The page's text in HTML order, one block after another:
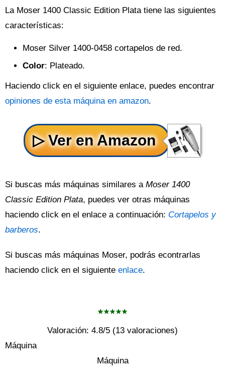
La Moser 1400 Classic Edition Plata tiene las siguientes
características:
Moser Silver 1400-0458 cortapelos de red.
Color: Plateado.
Haciendo click en el siguiente enlace, puedes encontrar
opiniones de esta máquina en amazon.
Si buscas más máquinas similares a Moser 1400
Classic Edition Plata, puedes ver otras máquinas
haciendo click en el enlace a continuación: Cortapelos y
barberos.
Si buscas más máquinas Moser, podrás econtrarlas
haciendo click en el siguiente enlace.
Valoración: 4.8/5 (13 valoraciones)
Máquina
Máquina